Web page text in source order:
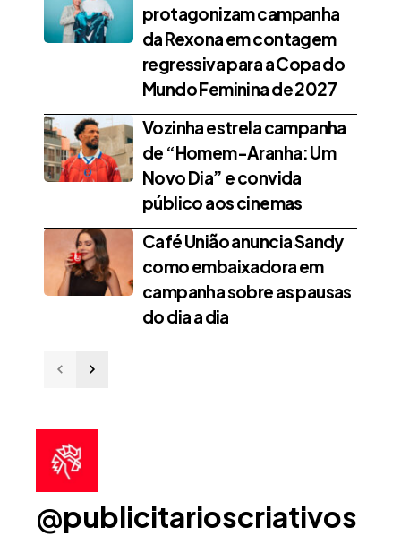
protagonizam campanha
da Rexona em contagem
regressiva para a Copa do
Mundo Feminina de 2027
Vozinha estrela campanha
de “Homem-Aranha: Um
Novo Dia” e convida
público aos cinemas
Café União anuncia Sandy
como embaixadora em
campanha sobre as pausas
do dia a dia
@publicitarioscriativos